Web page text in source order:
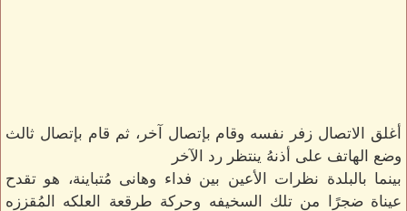
أغلق الاتصال زفر نفسه وقام بإتصال آخر، ثم قام بإتصال ثالث
وضع الهاتف على أذنهُ ينتظر رد الآخر
بينما بالبلدة نظرات الأعين بين فداء وهانى مُتباينة، هو تقدح
عيناة ضجرًا من تلك السخيفه وحركة طرقعة العلكه المُقززه